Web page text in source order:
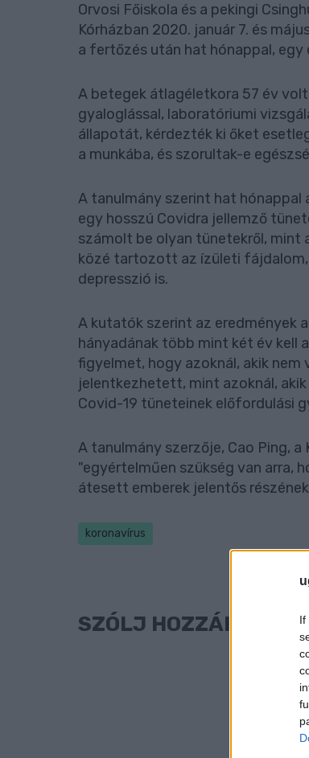
If
Orvosi Főiskola és a pekingi
Kórházban 2020. január 7. és
a fertőzés után hat hónappal, egy
A betegek átlagéletkora 57 év
gyaloglással, laboratóriumi
állapotát, kérdezték ki őket
a munkába, és szorultak-e
A tanulmány szerint hat hónappal
egy hosszú Covidra jellemző
számolt be olyan tünetekről, mint
közé tartozott az ízületi
depresszió is.
A kutatók szerint az eredmények
hányadának több mint két év kell
figyelmet, hogy azoknál, akik
jelentkezhetett, mint azoknál,
Covid-19 tüneteinek előfordulási
A tanulmány szerzője, Cao Ping,
"egyértelműen szükség van arra,
átesett emberek jelentős
koronavírus
SZÓLJ HOZZÁ!